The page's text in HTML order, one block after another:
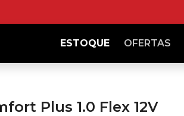
ESTOQUE OFERTAS
Plus 1.0 Flex 12V